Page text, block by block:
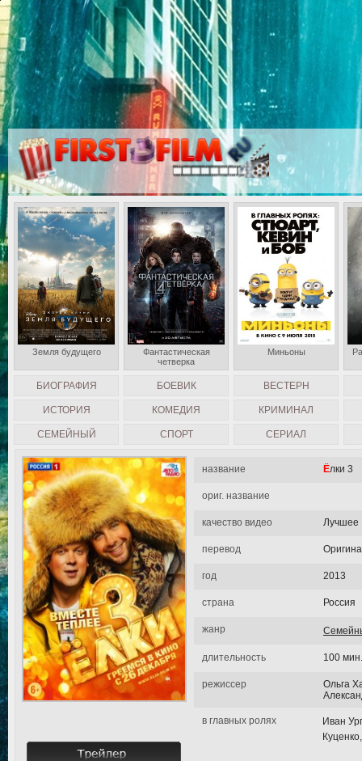
название Ёлки 3
ориг. название
качество видео Лучшее
перевод
год 2013
страна Россия
жанр
длительность 100 мин.
режиссер
Ольга
в главных ролях
Иван
БИОГРАФИЯ БОЕВИК ВЕСТЕРН
ИСТОРИЯ КОМЕДИЯ КРИМИНАЛ
СЕМЕЙНЫЙ СПОРТ СЕРИАЛ
Земля будущего
Фантастическая
четверка
Миньоны